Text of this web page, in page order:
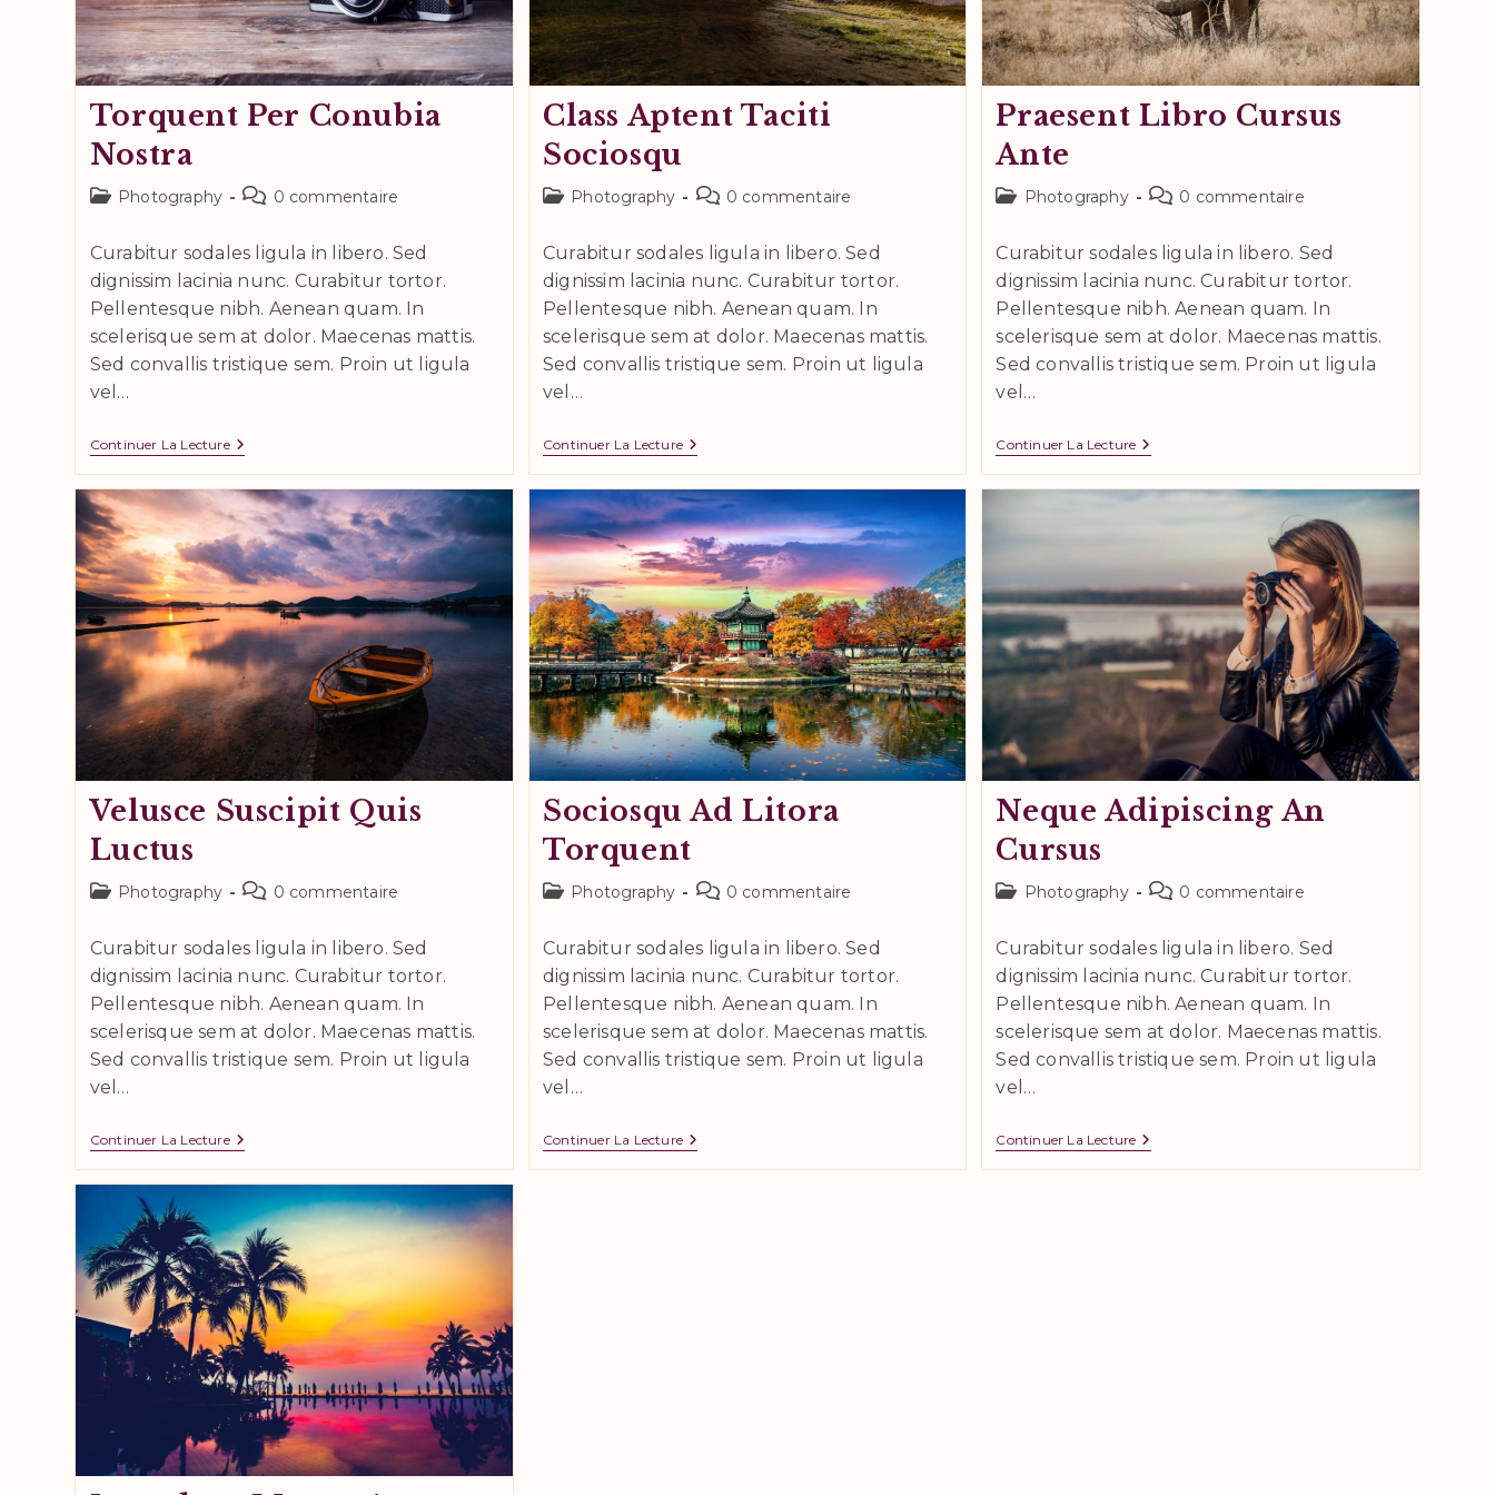
Torquent Per Conubia
Nostra
PostPhotography
Commentaires
publication :
0 commentaire
Curabitur sodales ligula in libero. Sed
dignissim lacinia nunc. Curabitur tortor.
Pellentesque nibh. Aenean quam. In
scelerisque sem at dolor. Maecenas mattis.
Sed convallis tristique sem. Proin ut ligula
vel…
Continuer La LectureTorquent
Per
Conubia
Nostra
Class Aptent Taciti
Sociosqu
PostPhotography
Commentaires
publication :
0 commentaire
Curabitur sodales ligula in libero. Sed
dignissim lacinia nunc. Curabitur tortor.
Pellentesque nibh. Aenean quam. In
scelerisque sem at dolor. Maecenas mattis.
Sed convallis tristique sem. Proin ut ligula
vel…
Continuer La LectureClass
Aptent
Taciti
Sociosqu
Praesent Libro Cursus
Ante
PostPhotography
Commentaires
publication :
0 commentaire
Curabitur sodales ligula in libero. Sed
dignissim lacinia nunc. Curabitur tortor.
Pellentesque nibh. Aenean quam. In
scelerisque sem at dolor. Maecenas mattis.
Sed convallis tristique sem. Proin ut ligula
vel…
Continuer La LecturePraesent
Libro
Cursus
Ante
Velusce Suscipit Quis
Luctus
PostPhotography
Commentaires
publication :
0 commentaire
Curabitur sodales ligula in libero. Sed
dignissim lacinia nunc. Curabitur tortor.
Pellentesque nibh. Aenean quam. In
scelerisque sem at dolor. Maecenas mattis.
Sed convallis tristique sem. Proin ut ligula
vel…
Continuer La LectureVelusce
Suscipit
Quis
Luctus
Sociosqu Ad Litora
Torquent
PostPhotography
Commentaires
publication :
0 commentaire
Curabitur sodales ligula in libero. Sed
dignissim lacinia nunc. Curabitur tortor.
Pellentesque nibh. Aenean quam. In
scelerisque sem at dolor. Maecenas mattis.
Sed convallis tristique sem. Proin ut ligula
vel…
Continuer La LectureSociosqu
Ad
Litora
Neque Adipiscing An
Cursus
PostPhotography
Commentaires
publication :
0 commentaire
Curabitur sodales ligula in libero. Sed
dignissim lacinia nunc. Curabitur tortor.
Pellentesque nibh. Aenean quam. In
scelerisque sem at dolor. Maecenas mattis.
Sed convallis tristique sem. Proin ut ligula
vel…
Continuer La LectureNeque
Adipiscing
An